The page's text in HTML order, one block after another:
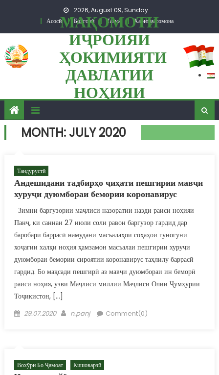
2026, August 09, Sunday
Асосӣ
Бойгонӣ Тамос Харитаи сомона
МАҚОМОТИ
ИҶРОИЯИ
ҲОКИМИЯТИ
ДАВЛАТИИ
НОҲИЯИ
MONTH: JULY 2020
Тандурустӣ
Андешидани тадбирҳо ҷиҳати пешгирии мавҷи
хуруҷи дуюмбораи бемории коронавирус
Зимни баргузории маҷлиси назоратии назди раиси ноҳияи
Панҷ, ки саннаи 27 июли соли равон баргузор гардид дар
баробари баррасӣ намудани масъалаҳои соҳаҳои гуногуни
хоҷагии халқи ноҳия ҳамзамон масъалаи пешгирии хуруҷи
дуюмбораи бемории сироятии коронавирус таҳлилу баррасӣ
гардид. Бо мақсади пешгирӣ аз мавҷи дуюмбораи ин беморӣ
раиси ноҳия, узви Маҷлиси миллии Маҷлиси Олии Ҷумҳурии
Тоҷикистон, […]
Posted on
29.07.2020 Author
n.panj Comment(0)
Вохӯри Бо Ҷамоат Кишоварзӣ